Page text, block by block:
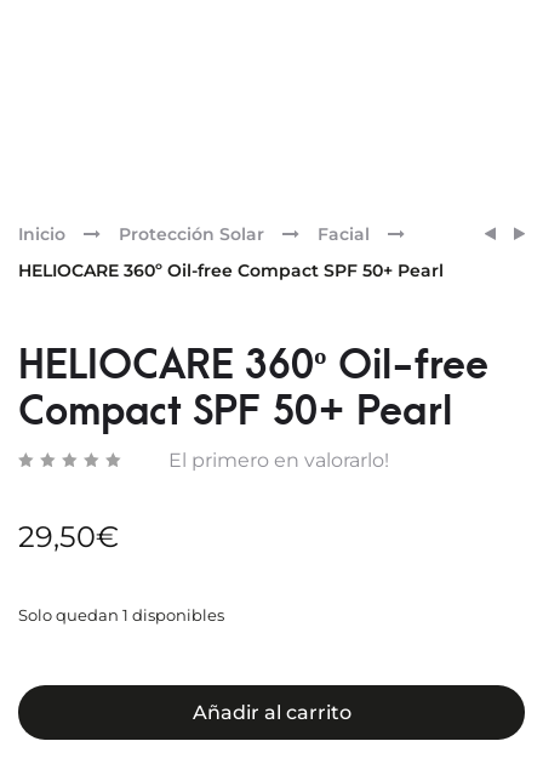
Inicio Protección Solar
Facial
HELIOCARE 360º Oil-free Compact SPF 50+ Pearl
HELIOCARE 360º Oil-free
Compact SPF 50+ Pearl
El primero en valorarlo!
29,50€
Solo quedan 1 disponibles
Añadir al carrito